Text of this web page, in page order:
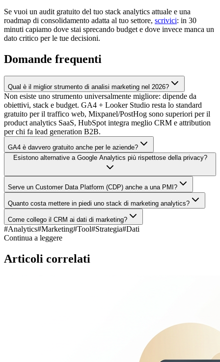
Se vuoi un audit gratuito del tuo stack analytics attuale e una
roadmap di consolidamento adatta al tuo settore, scrivici: in 30
minuti capiamo dove stai sprecando budget e dove invece manca un
dato critico per le tue decisioni.
Domande frequenti
Qual è il miglior strumento di analisi marketing nel 2026?
Non esiste uno strumento universalmente migliore: dipende da
obiettivi, stack e budget. GA4 + Looker Studio resta lo standard
gratuito per il traffico web, Mixpanel/PostHog sono superiori per il
product analytics SaaS, HubSpot integra meglio CRM e attribution
per chi fa lead generation B2B.
GA4 è davvero gratuito anche per le aziende?
Esistono alternative a Google Analytics più rispettose della privacy?
Serve un Customer Data Platform (CDP) anche a una PMI?
Quanto costa mettere in piedi uno stack di marketing analytics?
Come collego il CRM ai dati di marketing?
#Analytics#Marketing#Tool#Strategia#Dati
Continua a leggere
Articoli correlati